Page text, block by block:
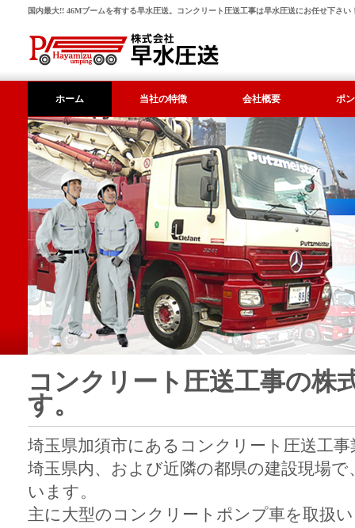
国内最大!! 46Mブームを有する早水圧送。コンクリート圧送工事は早水圧送にお任せ下さい
ホーム 当社の特徴 会社概要 ポ
コンクリート圧送工事の株
す。
埼玉県加須市にあるコンクリート圧送工
埼玉県内、および近隣の都県の建設現場
います。
主に大型のコンクリートポンプ車を取扱